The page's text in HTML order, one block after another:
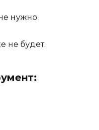
нужно.
не будет.